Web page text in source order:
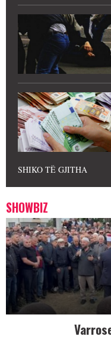
SHIKO TË GJITHA
SHOWBIZ